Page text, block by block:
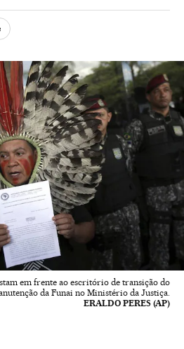
em frente ao escritório de transição do
da Funai no Ministério da Justiça.
ERALDO PERES (AP)